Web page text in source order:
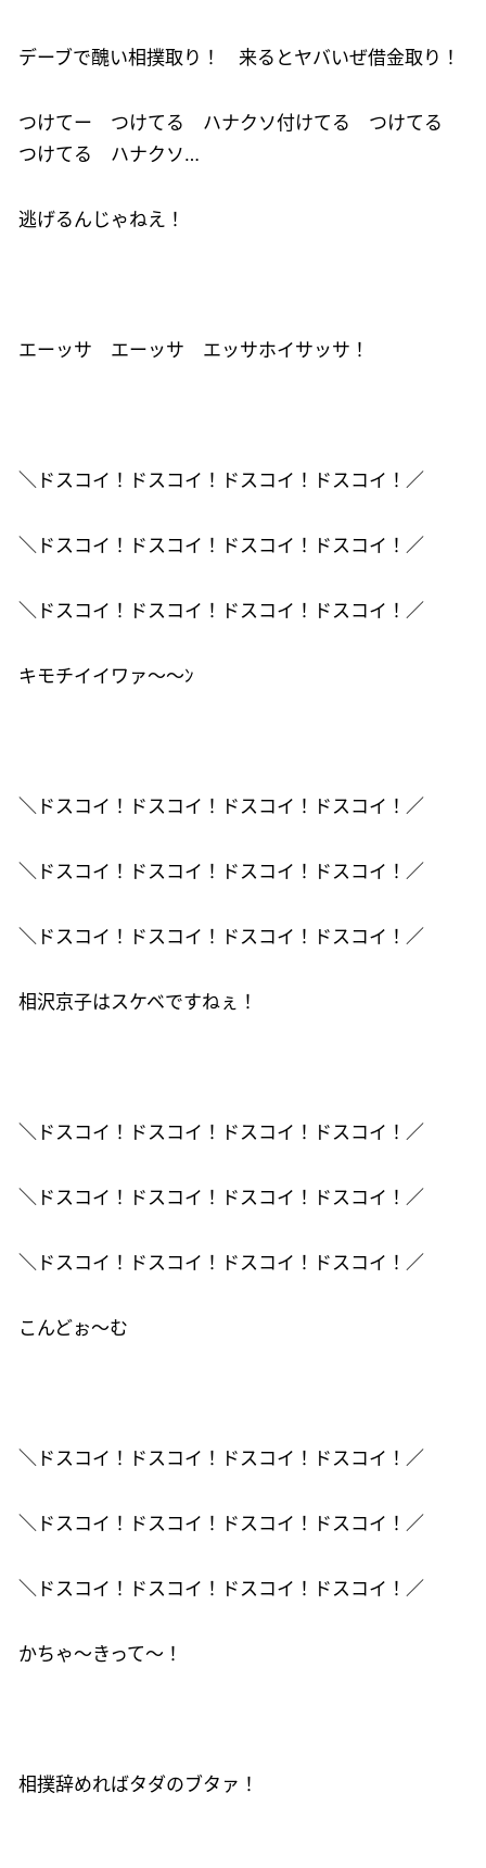
デーブで醜い相撲取り！ 来るとヤバいぜ借金取り！
つけてー つけてる ハナクソ付けてる つけてる
つけてる ハナクソ…
逃げるんじゃねえ！
エーッサ エーッサ エッサホイサッサ！
＼ドスコイ！ドスコイ！ドスコイ！ドスコイ！／
＼ドスコイ！ドスコイ！ドスコイ！ドスコイ！／
＼ドスコイ！ドスコイ！ドスコイ！ドスコイ！／
キモチイイワァ～～ﾝ
＼ドスコイ！ドスコイ！ドスコイ！ドスコイ！／
＼ドスコイ！ドスコイ！ドスコイ！ドスコイ！／
＼ドスコイ！ドスコイ！ドスコイ！ドスコイ！／
相沢京子はスケベですねぇ！
＼ドスコイ！ドスコイ！ドスコイ！ドスコイ！／
＼ドスコイ！ドスコイ！ドスコイ！ドスコイ！／
＼ドスコイ！ドスコイ！ドスコイ！ドスコイ！／
こんどぉ～む
＼ドスコイ！ドスコイ！ドスコイ！ドスコイ！／
＼ドスコイ！ドスコイ！ドスコイ！ドスコイ！／
＼ドスコイ！ドスコイ！ドスコイ！ドスコイ！／
かちゃ～きって～！
相撲辞めればタダのブタァ！